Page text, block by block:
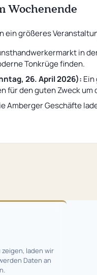
Wochenende
ein größeres
in
Tonkrüge finden.
26. April 2026):
für den guten Zweck um
Amberger Geschäfte
laden wir
Daten an